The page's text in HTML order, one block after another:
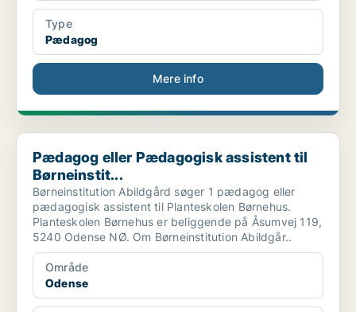
Type
Pædagog
Mere info
Pædagog eller Pædagogisk assistent til Børneinstit...
Pædagog eller Pædagogisk assistent til
Børneinstit...
Børneinstitution Abildgård søger 1 pædagog eller
pædagogisk assistent til Planteskolen Børnehus.
Planteskolen Børnehus er beliggende på Åsumvej 119,
5240 Odense NØ. Om Børneinstitution Abildgår..
Område
Odense